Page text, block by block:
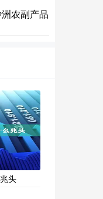
农副产品
头